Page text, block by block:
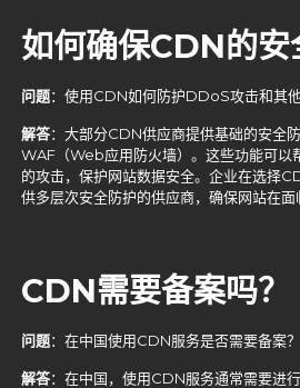
如何确保CDN的安
问题：使用CDN如何防护DDoS攻击和其他
解答：大部分CDN供应商提供基础的安全
WAF（Web应用防火墙）。这些功能可以
的攻击，保护网站数据安全。企业在选择
供多层次安全防护的供应商，确保网站在面
CDN需要备案吗？
问题：在中国使用CDN服务是否需要备案？
解答：在中国，使用CDN服务通常需要进